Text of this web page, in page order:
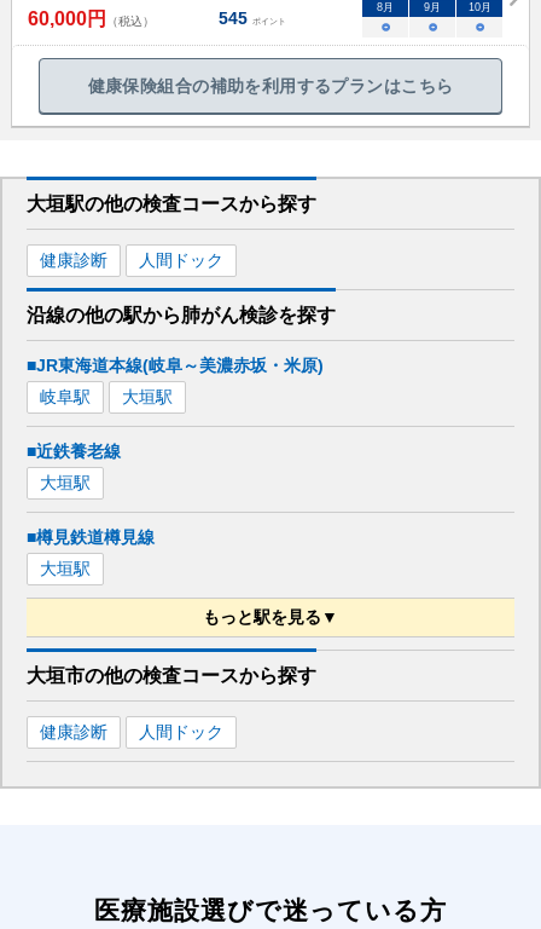
60,000円 （税込） 545 ポイント
8月 9月 10月
○ ○ ○
健康保険組合の補助を利用するプランはこちら
大垣駅の他の検査コースから探す
健康診断 人間ドック
沿線の他の駅から肺がん検診を探す
■JR東海道本線(岐阜～美濃赤坂・米原)
岐阜駅 大垣駅
■近鉄養老線
大垣駅
■樽見鉄道樽見線
大垣駅
もっと駅を見る▼
■養老鉄道養老線
大垣駅 桑名駅
大垣市の他の検査コースから探す
健康診断 人間ドック
医療施設選びで迷っている方